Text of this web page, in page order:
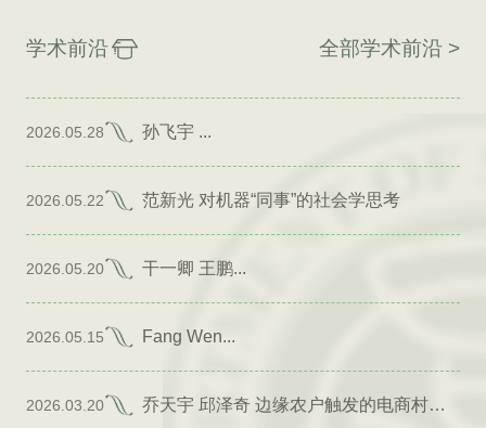
学术前沿 全部学术前沿 >
2026.05.28 孙飞宇 ...
2026.05.22 范新光 对机器“同事”的社会学思考
2026.05.20 干一卿 王鹏...
2026.05.15 Fang Wen...
2026.03.20 乔天宇 邱泽奇 边缘农户触发的电商村形成